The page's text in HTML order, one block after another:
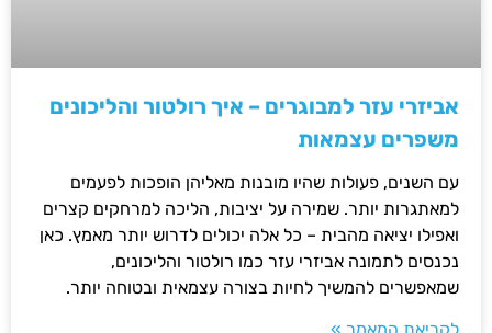
אביזרי עזר למבוגרים – איך רולטור והליכונים
משפרים עצמאות
עם השנים, פעולות שהיו מובנות מאליהן הופכות לפעמים
למאתגרות יותר. שמירה על יציבות, הליכה למרחקים קצרים
ואפילו יציאה מהבית – כל אלה יכולים לדרוש יותר מאמץ. כאן
נכנסים לתמונה אביזרי עזר כמו רולטור והליכונים,
שמאפשרים להמשיך לחיות בצורה עצמאית ובטוחה יותר.
לקריאת המאמר »